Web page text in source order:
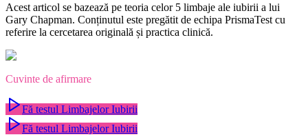
Acest articol se bazează pe teoria celor 5 limbaje ale iubirii a lui
Gary Chapman. Conținutul este pregătit de echipa PrismaTest cu
referire la cercetarea originală și practica clinică.
Cuvinte de afirmare
Fă testul Limbajelor Iubirii
Fă testul Limbajelor Iubirii